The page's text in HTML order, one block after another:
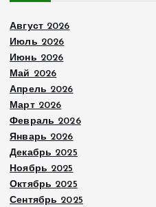
Август 2026
Июль 2026
Июнь 2026
Май 2026
Апрель 2026
Март 2026
Февраль 2026
Январь 2026
Декабрь 2025
Ноябрь 2025
Октябрь 2025
Сентябрь 2025